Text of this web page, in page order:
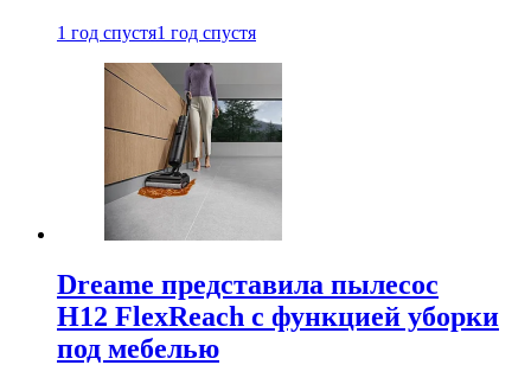
1 год спустя1 год спустя
Dreame представила пылесос
H12 FlexReach с функцией уборки
под мебелью